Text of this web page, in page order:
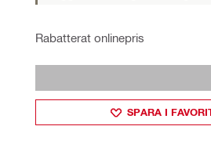
Rabatterat onlinepris
SPARA I